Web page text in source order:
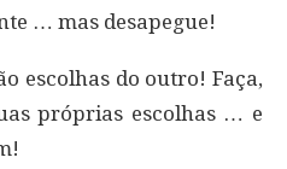
… mas desapegue!
escolhas do outro! Faça,
próprias escolhas … e